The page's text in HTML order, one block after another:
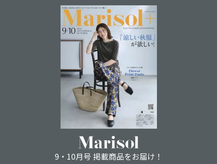
9・10月号 掲載商品をお届け！